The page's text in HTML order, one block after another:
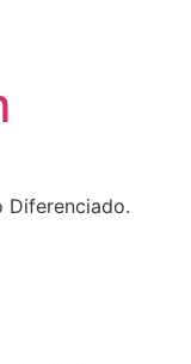
Diferenciado.